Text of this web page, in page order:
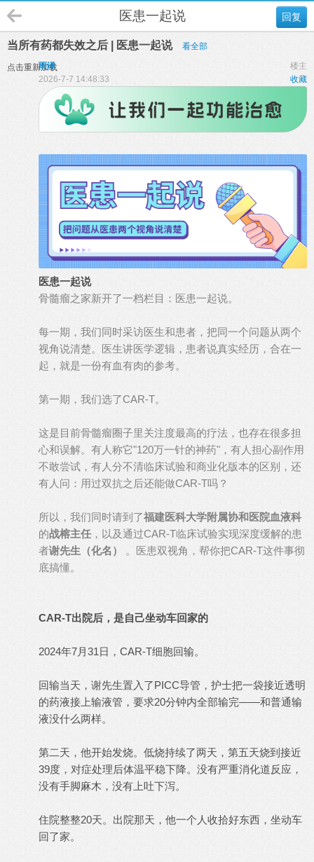
回复
医患一起说
当所有药都失效之后 | 医患一起说 看全部
点击重新加载 楼主
雨泽
收藏
2026-7-7 14:48:33
医患一起说
骨髓瘤之家新开了一档栏目：医患一起说。
每一期，我们同时采访医生和患者，把同一个问题从两个
视角说清楚。医生讲医学逻辑，患者说真实经历，合在一
起，就是一份有血有肉的参考。
第一期，我们选了CAR-T。
这是目前骨髓瘤圈子里关注度最高的疗法，也存在很多担
心和误解。有人称它"120万一针的神药"，有人担心副作用
不敢尝试，有人分不清临床试验和商业化版本的区别，还
有人问：用过双抗之后还能做CAR-T吗？
所以，我们同时请到了福建医科大学附属协和医院血液科
的战榕主任 ，以及通过CAR-T临床试验实现深度缓解的患
者谢先生（化名）
。医患双视角，帮你把CAR-T这件事彻
底搞懂。
CAR-T出院后，是自己坐动车回家的
2024年7月31日，CAR-T细胞回输。
回输当天，谢先生置入了PICC导管，护士把一袋接近透明
的药液接上输液管，要求20分钟内全部输完——和普通输
液没什么两样。
第二天，他开始发烧。低烧持续了两天，第五天烧到接近
39度，对症处理后体温平稳下降。没有严重消化道反应，
没有手脚麻木，没有上吐下泻。
住院整整20天。出院那天，他一个人收拾好东西，坐动车
回了家。